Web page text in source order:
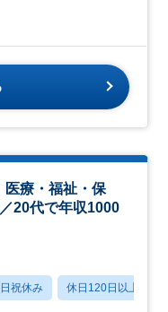
医療・福祉・保
20代で年収1000
祝休み 休日120日以上